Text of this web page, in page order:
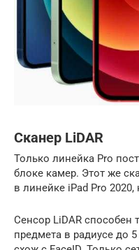
Сканер LiDAR
Только линейка Pro
блоке камер. Этот же
в линейке iPad Pro
Сенсор LiDAR способен
предмета в радиусе до